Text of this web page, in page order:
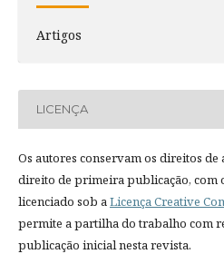
Artigos
LICENÇA
Os autores conservam os direitos de
direito de primeira publicação, com
licenciado sob aLicença Creative
permite a partilha do trabalho com
publicação inicial nesta revista.